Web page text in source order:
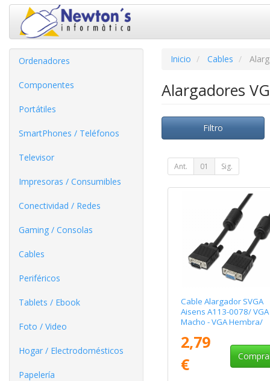
Ordenadores
Componentes
Portátiles
SmartPhones / Teléfonos
Televisor
Impresoras / Consumibles
Conectividad / Redes
Gaming / Consolas
Cables
Periféricos
Tablets / Ebook
Foto / Video
Hogar / Electrodomésticos
Papelería
Inicio Cables
Alargadores
Filtro
Ant. 01 Sig.
Cable Alargador SVGA
Aisens A113-0078/ VGA
Macho - VGA Hembra/
Negro
2,79
€